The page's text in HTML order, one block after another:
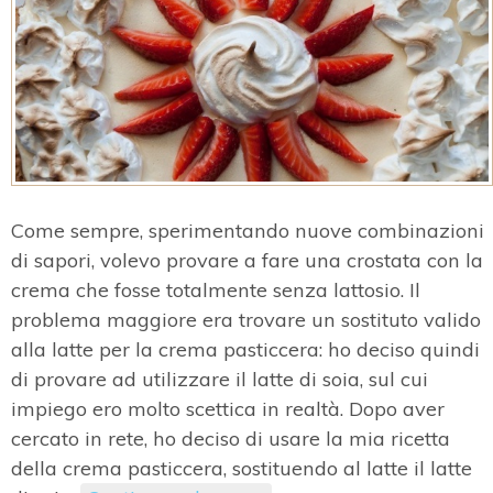
Come sempre, sperimentando nuove combinazioni
di sapori, volevo provare a fare una crostata con la
crema che fosse totalmente senza lattosio. Il
problema maggiore era trovare un sostituto valido
alla latte per la crema pasticcera: ho deciso quindi
di provare ad utilizzare il latte di soia, sul cui
impiego ero molto scettica in realtà. Dopo aver
cercato in rete, ho deciso di usare la mia ricetta
della crema pasticcera, sostituendo al latte il latte